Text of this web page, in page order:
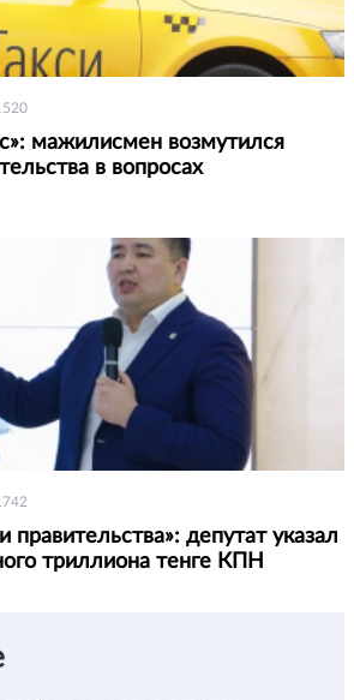
мажилисмен возмутился
в вопросах
правительства»: депутат указал
триллиона тенге КПН